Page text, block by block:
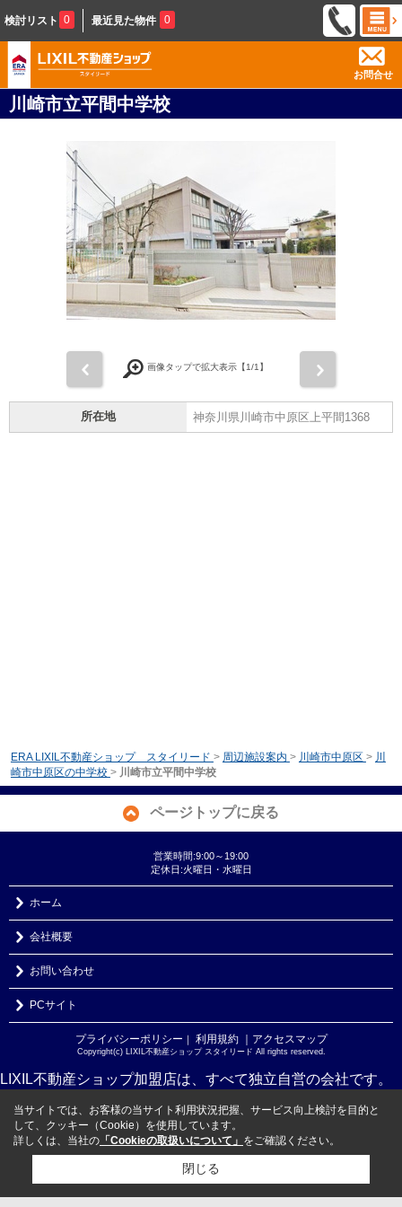
検討リスト 0 最近見た物件 0
お問合せ
川崎市立平間中学校
画像タップで拡大表示【1/1】
所在地 神奈川県川崎市中原区上平間1368
ERA LIXIL不動産ショップ スタイリード > 周辺施設案内 > 川崎市中原区 > 川
崎市中原区の中学校 > 川崎市立平間中学校
ページトップに戻る
営業時間:9:00～19:00
定休日:火曜日・水曜日
ホーム
会社概要
お問い合わせ
PCサイト
プライバシーポリシー ｜ 利用規約 ｜アクセスマップ
Copyright(c) LIXIL不動産ショップ スタイリード All rights reserved.
LIXIL不動産ショップ加盟店は、すべて独立自営の会社です。
当サイトでは、お客様の当サイト利用状況把握、サービス向上検討を目的と
して、クッキー（Cookie）を使用しています。
詳しくは、当社の 「Cookieの取扱いについて」 をご確認ください。
閉じる